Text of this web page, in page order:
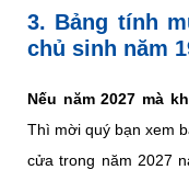
3. Bảng tính
chủ sinh năm
Nếu năm 2027 mà
Thì mời quý bạn xem
cửa trong năm 2027